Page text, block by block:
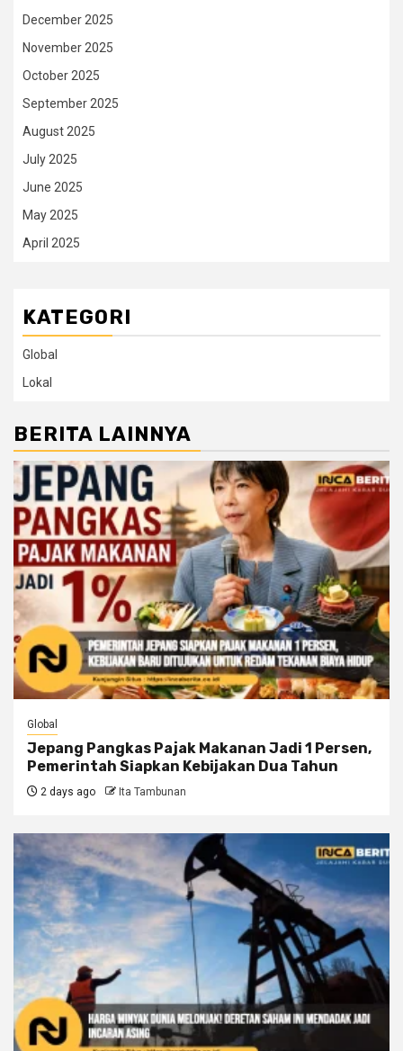
December 2025
November 2025
October 2025
September 2025
August 2025
July 2025
June 2025
May 2025
April 2025
KATEGORI
Global
Lokal
BERITA LAINNYA
Global
Jepang Pangkas Pajak Makanan Jadi 1 Persen,
Pemerintah Siapkan Kebijakan Dua Tahun
2 days ago Ita Tambunan